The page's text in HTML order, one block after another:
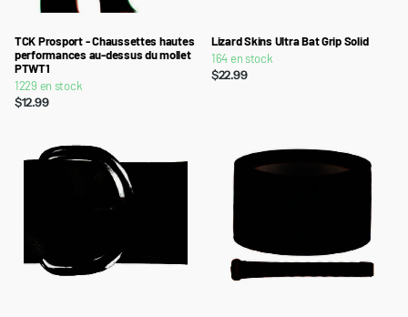
TCK Prosport - Chaussettes hautes
performances au-dessus du mollet
PTWT1
1229 en stock
$12.99
Lizard Skins Ultra Bat Grip Solid
164 en stock
$22.99